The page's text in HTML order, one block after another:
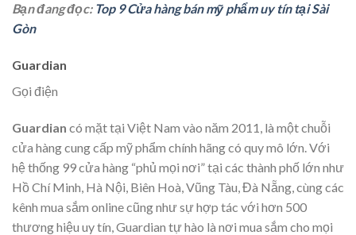
Bạn đang đọc: Top 9 Cửa hàng bán mỹ phẩm uy tín tại Sài
Gòn
Guardian
Gọi điện
Guardian có mặt tại Việt Nam vào năm 2011, là một chuỗi
cửa hàng cung cấp mỹ phẩm chính hãng có quy mô lớn. Với
hệ thống 99 cửa hàng “phủ mọi nơi” tại các thành phố lớn như
Hồ Chí Minh, Hà Nội, Biên Hoà, Vũng Tàu, Đà Nẵng, cùng các
kênh mua sắm online cũng như sự hợp tác với hơn 500
thương hiệu uy tín, Guardian tự hào là nơi mua sắm cho mọi